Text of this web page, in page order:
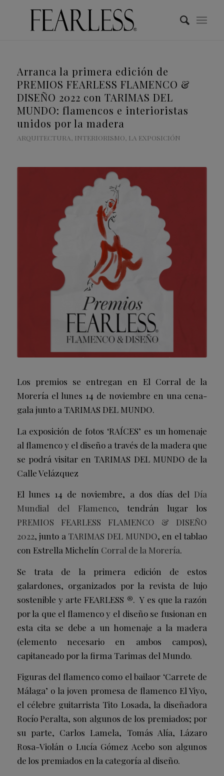
Arranca la primera edición de
PREMIOS FEARLESS FLAMENCO &
DISEÑO 2022 con TARIMAS DEL
MUNDO: flamencos e interioristas
unidos por la madera
ARQUITECTURA, INTERIORISMO, LA EXPOSICIÓN
Los premios se entregan en El Corral de la
Morería el lunes 14 de noviembre en una cena-
gala junto a TARIMAS DEL MUNDO.
La exposición de fotos ‘RAÍCES’ es un homenaje
al flamenco y el diseño a través de la madera que
se podrá visitar en TARIMAS DEL MUNDO de la
Calle Velázquez
El lunes 14 de noviembre, a dos días del Día
Mundial del Flamenco, tendrán lugar los
PREMIOS FEARLESS FLAMENCO & DISEÑO
2022, junto a TARIMAS DEL MUNDO, en el tablao
con Estrella Michelín Corral de la Morería.
Se trata de la primera edición de estos
galardones, organizados por la revista de lujo
sostenible y arte FEARLESS ®. Y es que la razón
por la que el flamenco y el diseño se fusionan en
esta cita se debe a un homenaje a la madera
(elemento necesario en ambos campos),
capitaneado por la firma Tarimas del Mundo.
Figuras del flamenco como el bailaor ‘Carrete de
Málaga’ o la joven promesa de flamenco El Yiyo,
el célebre guitarrista Tito Losada, la diseñadora
Rocío Peralta, son algunos de los premiados; por
su parte, Carlos Lamela, Tomás Alía, Lázaro
Rosa-Violán o Lucía Gómez Acebo son algunos
de los premiados en la categoría al diseño.